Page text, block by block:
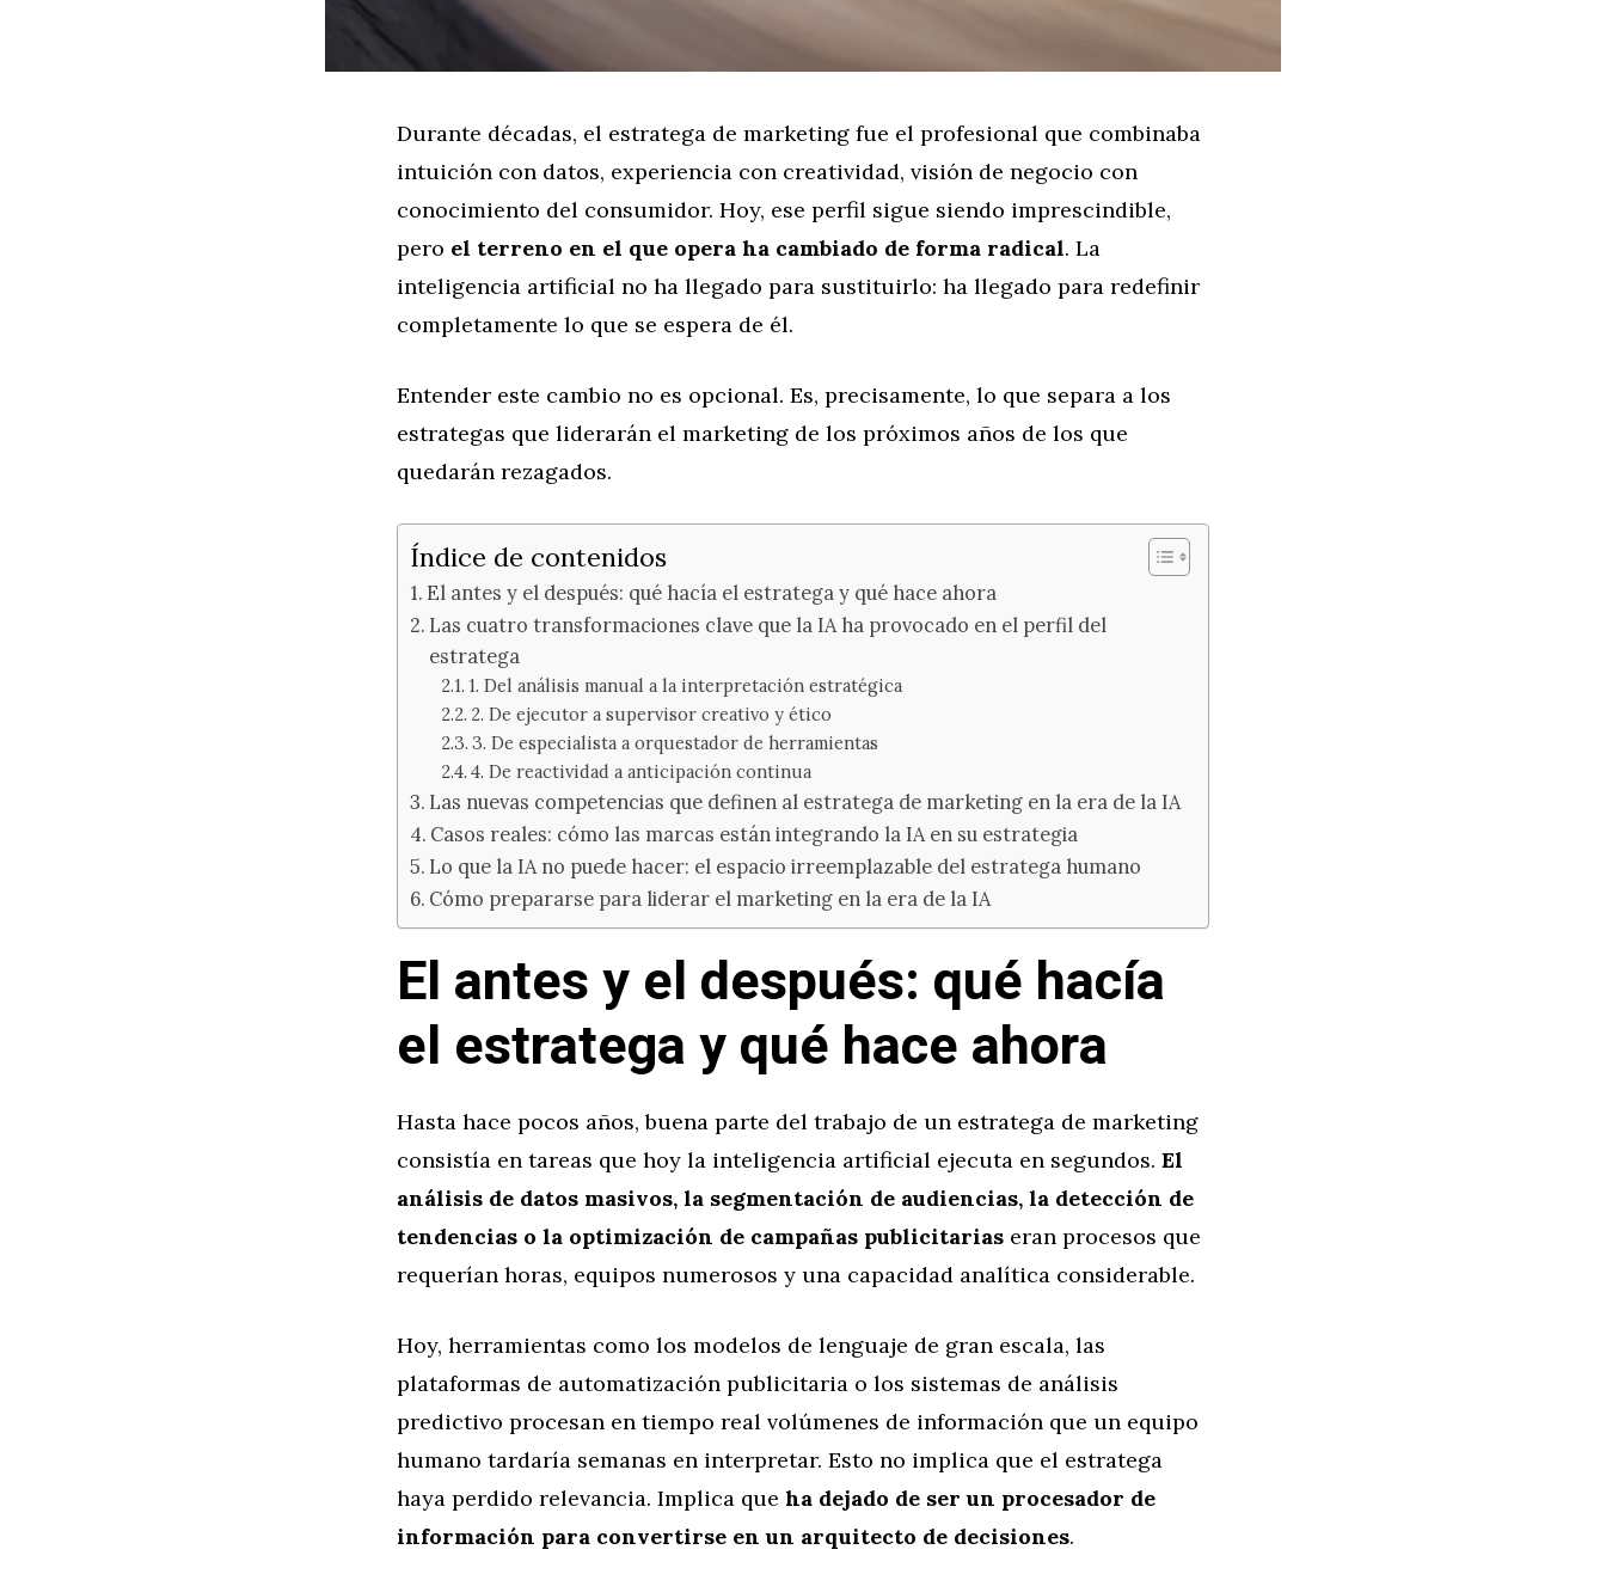
Durante décadas, el estratega de marketing fue el profesional que combinaba
intuición con datos, experiencia con creatividad, visión de negocio con
conocimiento del consumidor. Hoy, ese perfil sigue siendo imprescindible,
pero el terreno en el que opera ha cambiado de forma radical. La
inteligencia artificial no ha llegado para sustituirlo: ha llegado para redefinir
completamente lo que se espera de él.
Entender este cambio no es opcional. Es, precisamente, lo que separa a los
estrategas que liderarán el marketing de los próximos años de los que
quedarán rezagados.
Índice de contenidos
El antes y el después: qué hacía el estratega y qué hace ahora
Las cuatro transformaciones clave que la IA ha provocado en el perfil del
estratega
1. Del análisis manual a la interpretación estratégica
2. De ejecutor a supervisor creativo y ético
3. De especialista a orquestador de herramientas
4. De reactividad a anticipación continua
Las nuevas competencias que definen al estratega de marketing en la era de la IA
Casos reales: cómo las marcas están integrando la IA en su estrategia
Lo que la IA no puede hacer: el espacio irreemplazable del estratega humano
Cómo prepararse para liderar el marketing en la era de la IA
El antes y el después: qué hacía
el estratega y qué hace ahora
Hasta hace pocos años, buena parte del trabajo de un estratega de marketing
consistía en tareas que hoy la inteligencia artificial ejecuta en segundos. El
análisis de datos masivos, la segmentación de audiencias, la detección de
tendencias o la optimización de campañas publicitarias eran procesos que
requerían horas, equipos numerosos y una capacidad analítica considerable.
Hoy, herramientas como los modelos de lenguaje de gran escala, las
plataformas de automatización publicitaria o los sistemas de análisis
predictivo procesan en tiempo real volúmenes de información que un equipo
humano tardaría semanas en interpretar. Esto no implica que el estratega
haya perdido relevancia. Implica que ha dejado de ser un procesador de
información para convertirse en un arquitecto de decisiones.